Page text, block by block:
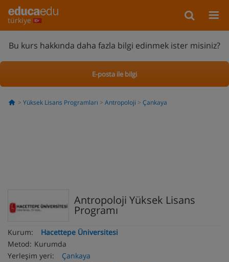
türkiye
Bu kurs hakkında daha fazla bilgi edinmek ister misiniz?
E-posta ile bilgi
Yüksek Lisans Programları Antropoloji Çankaya
Antropoloji Yüksek Lisans
Programı
Kurum:
Hacettepe Üniversitesi
Metod: Kurumda
Yerleşim yeri:
Çankaya